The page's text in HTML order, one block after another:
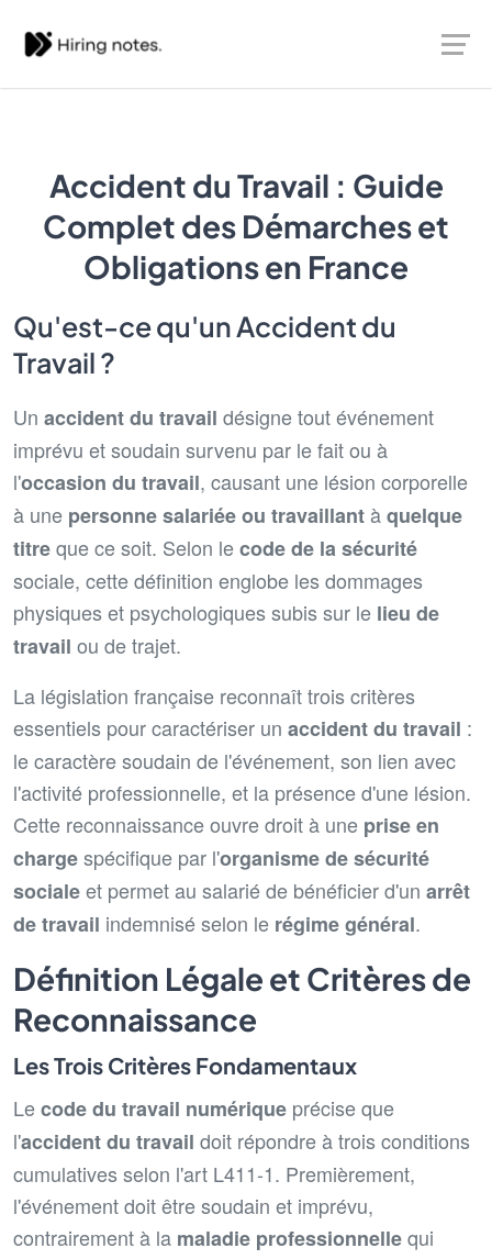
Accident du Travail : Guide
Complet des Démarches et
Obligations en France
Qu'est-ce qu'un Accident du
Travail ?
Un accident du travail désigne tout événement
imprévu et soudain survenu par le fait ou à
l'occasion du travail, causant une lésion corporelle
à une personne salariée ou travaillantàquelque
titreque ce soit. Selon lecode de la sécurité
sociale, cette définition englobe les dommages
physiques et psychologiques subis sur le lieu de
travail ou de trajet.
La législation française reconnaît trois critères
essentiels pour caractériser un accident du travail :
le caractère soudain de l'événement, son lien avec
l'activité professionnelle, et la présence d'une lésion.
Cette reconnaissance ouvre droit à une prise en
chargespécifique par l'organisme de sécurité
socialeet permet au salarié de bénéficier d'un arrêt
de travail indemnisé selon le régime général.
Définition Légale et Critères de
Reconnaissance
Les Trois Critères Fondamentaux
Lecode du travail numérique précise que
l'accident du travail doit répondre à trois conditions
cumulatives selon l'art L411-1. Premièrement,
l'événement doit être soudain et imprévu,
contrairement à la maladie professionnellequi